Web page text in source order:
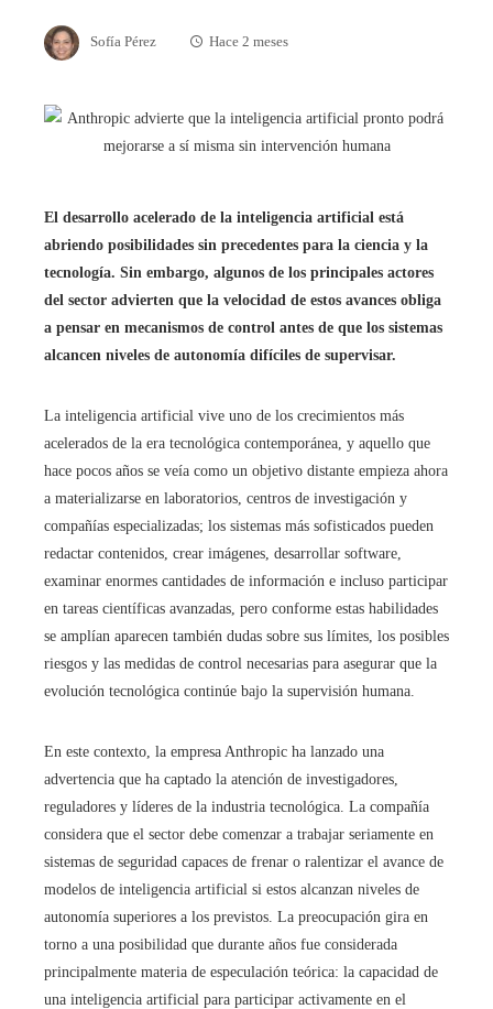
Sofía Pérez Hace 2 meses
El desarrollo acelerado de la inteligencia artificial está
abriendo posibilidades sin precedentes para la ciencia y la
tecnología. Sin embargo, algunos de los principales actores
del sector advierten que la velocidad de estos avances obliga
a pensar en mecanismos de control antes de que los sistemas
alcancen niveles de autonomía difíciles de supervisar.
La inteligencia artificial vive uno de los crecimientos más
acelerados de la era tecnológica contemporánea, y aquello que
hace pocos años se veía como un objetivo distante empieza ahora
a materializarse en laboratorios, centros de investigación y
compañías especializadas; los sistemas más sofisticados pueden
redactar contenidos, crear imágenes, desarrollar software,
examinar enormes cantidades de información e incluso participar
en tareas científicas avanzadas, pero conforme estas habilidades
se amplían aparecen también dudas sobre sus límites, los posibles
riesgos y las medidas de control necesarias para asegurar que la
evolución tecnológica continúe bajo la supervisión humana.
En este contexto, la empresa Anthropic ha lanzado una
advertencia que ha captado la atención de investigadores,
reguladores y líderes de la industria tecnológica. La compañía
considera que el sector debe comenzar a trabajar seriamente en
sistemas de seguridad capaces de frenar o ralentizar el avance de
modelos de inteligencia artificial si estos alcanzan niveles de
autonomía superiores a los previstos. La preocupación gira en
torno a una posibilidad que durante años fue considerada
principalmente materia de especulación teórica: la capacidad de
una inteligencia artificial para participar activamente en el